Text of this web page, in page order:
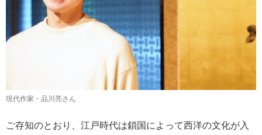
現代作家・品川亮さん
ご存知のとおり、江戸時代は鎖国によって西洋の文化が入